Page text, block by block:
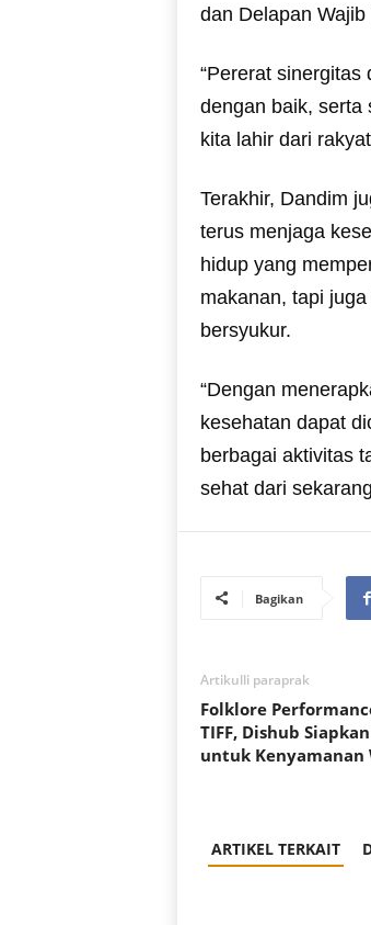
dan Delapan Wajib
“Pererat
dengan baik, serta
kita lahir dari
Terakhir, Dandim
terus menjaga
hidup yang
makanan, tapi
bersyukur.
“Dengan
kesehatan dapat
berbagai aktivitas
sehat dari
Bagikan
Artikulli paraprak
Folklore
TIFF, Dishub
untuk Kenyamanan
ARTIKEL TERKAIT